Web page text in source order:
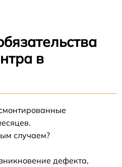
в
случаем?
дефекта,